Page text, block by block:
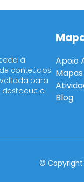
à
conteúdos
para
e
Apoio
Mapas
Blog
© Copyright